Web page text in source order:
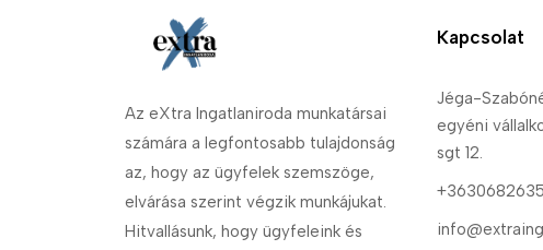
Az eXtra Ingatlaniroda munkatársai
számára a legfontosabb tulajdonság
az, hogy az ügyfelek szemszöge,
elvárása szerint végzik munkájukat.
Hitvallásunk, hogy ügyfeleink és
Kapcsolat
Jéga-
egyéni
sgt 12.